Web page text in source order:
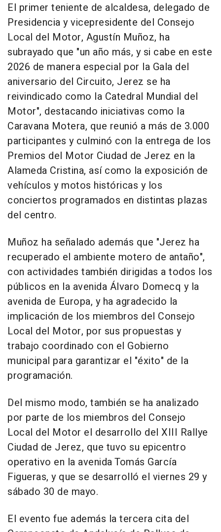
El primer teniente de alcaldesa, delegado de
Presidencia y vicepresidente del Consejo
Local del Motor, Agustín Muñoz, ha
subrayado que "un año más, y si cabe en este
2026 de manera especial por la Gala del
aniversario del Circuito, Jerez se ha
reivindicado como la Catedral Mundial del
Motor", destacando iniciativas como la
Caravana Motera, que reunió a más de 3.000
participantes y culminó con la entrega de los
Premios del Motor Ciudad de Jerez en la
Alameda Cristina, así como la exposición de
vehículos y motos históricas y los
conciertos programados en distintas plazas
del centro.
Muñoz ha señalado además que "Jerez ha
recuperado el ambiente motero de antaño",
con actividades también dirigidas a todos los
públicos en la avenida Álvaro Domecq y la
avenida de Europa, y ha agradecido la
implicación de los miembros del Consejo
Local del Motor, por sus propuestas y
trabajo coordinado con el Gobierno
municipal para garantizar el "éxito" de la
programación.
Del mismo modo, también se ha analizado
por parte de los miembros del Consejo
Local del Motor el desarrollo del XIII Rallye
Ciudad de Jerez, que tuvo su epicentro
operativo en la avenida Tomás García
Figueras, y que se desarrolló el viernes 29 y
sábado 30 de mayo.
El evento fue además la tercera cita del